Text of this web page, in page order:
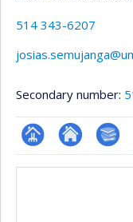
514 343-6207
Secondary number:
Page Site
Media